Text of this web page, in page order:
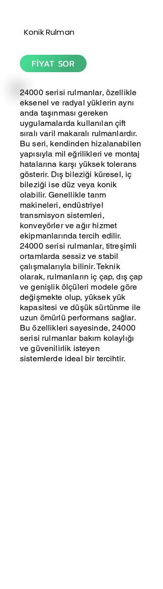
Konik Rulman
FİYAT SOR
24000 serisi rulmanlar, özellikle
eksenel ve radyal yüklerin aynı
anda taşınması gereken
uygulamalarda kullanılan çift
sıralı varil makaralı rulmanlardır.
Bu seri, kendinden hizalanabilen
yapısıyla mil eğrilikleri ve montaj
hatalarına karşı yüksek tolerans
gösterir. Dış bileziği küresel, iç
bileziği ise düz veya konik
olabilir. Genellikle tarım
makineleri, endüstriyel
transmisyon sistemleri,
konveyörler ve ağır hizmet
ekipmanlarında tercih edilir.
24000 serisi rulmanlar, titreşimli
ortamlarda sessiz ve stabil
çalışmalarıyla bilinir. Teknik
olarak, rulmanların iç çap, dış çap
ve genişlik ölçüleri modele göre
değişmekte olup, yüksek yük
kapasitesi ve düşük sürtünme ile
uzun ömürlü performans sağlar.
Bu özellikleri sayesinde, 24000
serisi rulmanlar bakım kolaylığı
ve güvenilirlik isteyen
sistemlerde ideal bir tercihtir.